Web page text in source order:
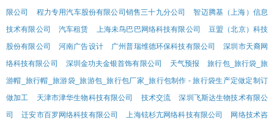
限公司
程力专用汽车股份有限公司销售三十九分公司
智迈腾基（上海）信息
技术有限公司
汽车租赁 上海未鸟巴巴网络科技有限公司
豆盟（北京）科技
股份有限公司
河南广告设计 广州普瑞维德环保科技有限公司
深圳市天裔网
络科技有限公司
深圳金功夫金银首饰有限公司 天气预报
旅行包_旅行袋_旅
游帽_旅行帽_旅游袋_旅游包_旅行包厂家_旅行包制作 - 旅行袋生产定做定制订
做加工
天津市津华生物科技有限公司 技术交流
深圳飞斯达生物技术有限公
司
迁安市百罗网络科技有限公司 上海铉杉亢网络科技有限公司
网络技术咨